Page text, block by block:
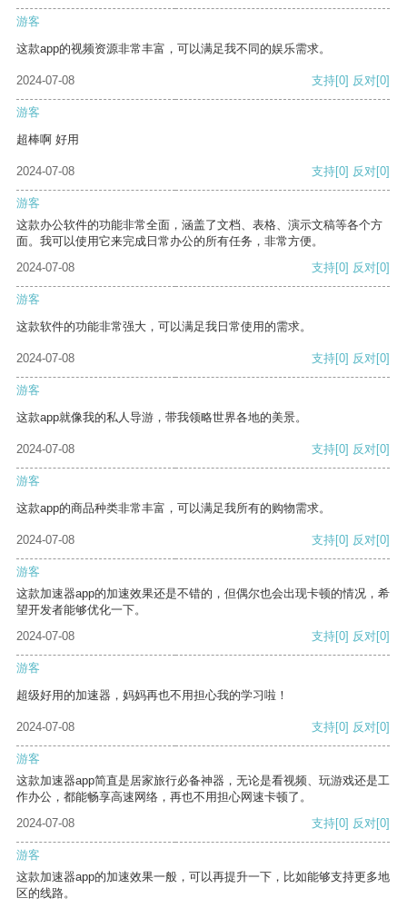
游客
这款app的视频资源非常丰富，可以满足我不同的娱乐需求。
2024-07-08 支持[0] 反对[0]
游客
超棒啊 好用
2024-07-08 支持[0] 反对[0]
游客
这款办公软件的功能非常全面，涵盖了文档、表格、演示文稿等各个方
面。我可以使用它来完成日常办公的所有任务，非常方便。
2024-07-08
支持[0] 反对[0]
游客
这款软件的功能非常强大，可以满足我日常使用的需求。
2024-07-08 支持[0] 反对[0]
游客
这款app就像我的私人导游，带我领略世界各地的美景。
2024-07-08 支持[0] 反对[0]
游客
这款app的商品种类非常丰富，可以满足我所有的购物需求。
2024-07-08 支持[0] 反对[0]
游客
这款加速器app的加速效果还是不错的，但偶尔也会出现卡顿的情况，希
望开发者能够优化一下。
2024-07-08
支持[0] 反对[0]
游客
超级好用的加速器，妈妈再也不用担心我的学习啦！
2024-07-08 支持[0] 反对[0]
游客
这款加速器app简直是居家旅行必备神器，无论是看视频、玩游戏还是工
作办公，都能畅享高速网络，再也不用担心网速卡顿了。
2024-07-08
支持[0] 反对[0]
游客
这款加速器app的加速效果一般，可以再提升一下，比如能够支持更多地
区的线路。